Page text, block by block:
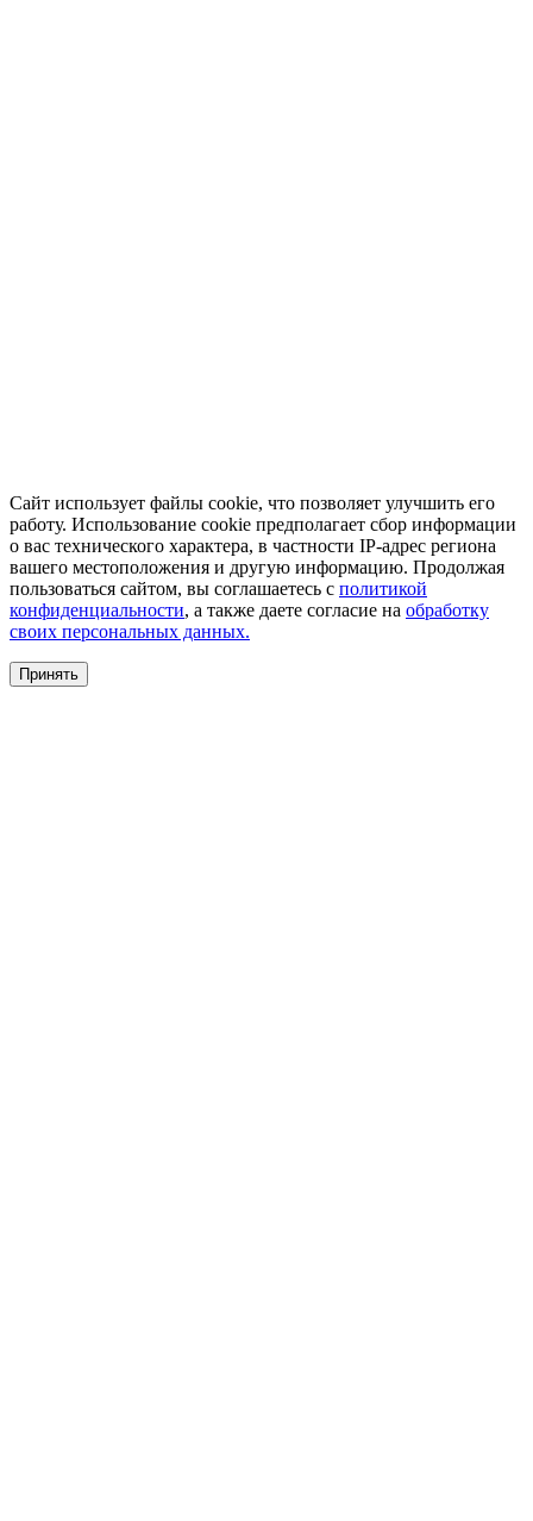
Сайт использует файлы cookie, что позволяет улучшить его
работу. Использование cookie предполагает сбор информации
о вас технического характера, в частности IP-адрес региона
вашего местоположения и другую информацию. Продолжая
пользоваться сайтом, вы соглашаетесь с политикой
конфиденциальности, а также даете согласие на обработку
своих персональных данных.
Принять